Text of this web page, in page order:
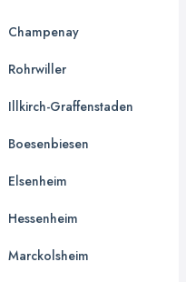
Champenay
Rohrwiller
Illkirch-Graffenstaden
Boesenbiesen
Elsenheim
Hessenheim
Marckolsheim